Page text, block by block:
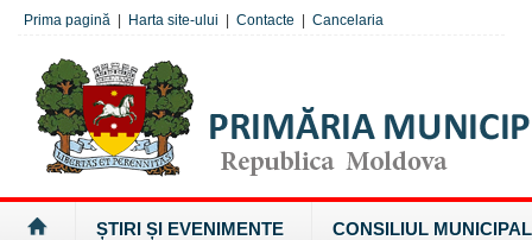
Prima pagină Harta site-ului Contacte Cancelaria
ȘTIRI ȘI EVENIMENTE CONSILIUL MUNICIPAL